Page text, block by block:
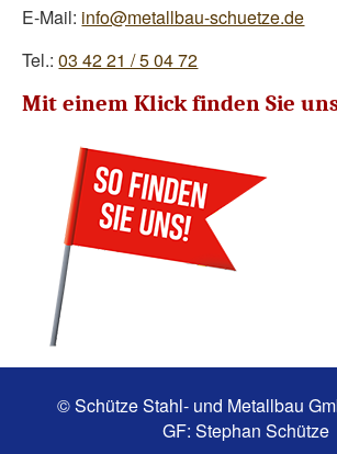
E-Mail: info@metallbau-schuetze.de
Tel.:03 42 21 / 5 04 72
Mit einem Klick finden Sie
© Schütze Stahl- und Metallbau
GF: Stephan Schütze